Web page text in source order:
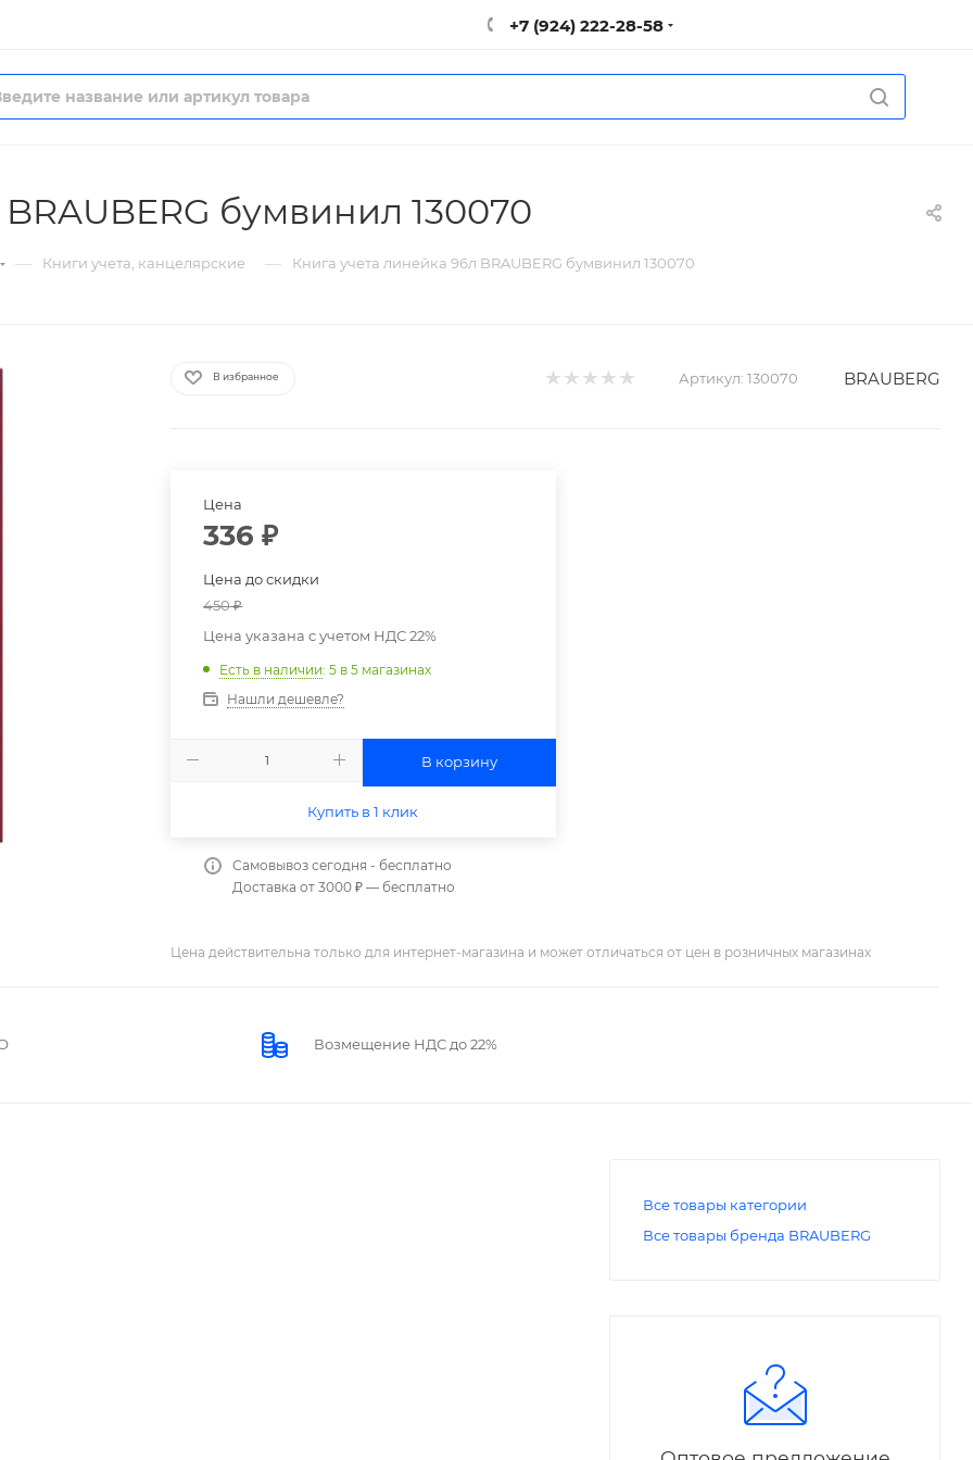
+7 (924) 222-28-58
бумвинил 130070
— Книги учета, канцелярские — Книга учета линейка 96л BRAUBERG бумвинил 130070
В избранное Артикул: 130070 BRAUBERG
Цена
336 ₽
Цена до скидки
450₽
Цена указана с учетом НДС 22%
Есть в наличии: 5 в 5 магазинах
Нашли дешевле?
В корзину
Купить в 1 клик
Самовывоз сегодня - бесплатно
Доставка от 3000 ₽ — бесплатно
Цена действительна только для интернет-магазина и может отличаться от цен в розничных магазинах
Возмещение НДС до 22%
Все товары категории
Все товары бренда BRAUBERG